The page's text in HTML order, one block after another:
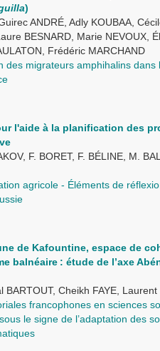
)
ANDRÉ, Adly KOUBAA,
BESNARD, Marie NEVOUX,
Frédéric MARCHAND
des migrateurs amphihalins dans
l'aide à la planification des
F. BORET, F. BÉLINE, M.
agricole - Éléments de
de Kafountine, espace de
balnéaire : étude de l’axe
BARTOUT, Cheikh FAYE,
francophones en sciences
le signe de l’adaptation des